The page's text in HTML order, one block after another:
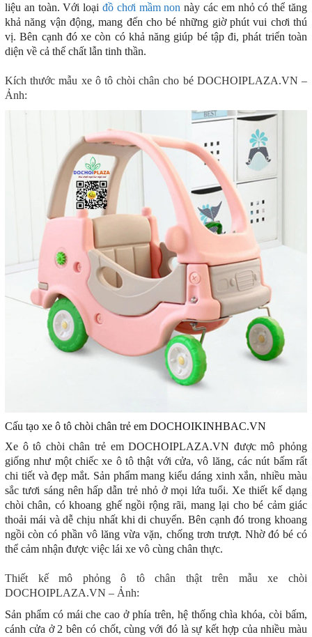
liệu an toàn. Với loại đồ chơi mầm non này các em nhỏ có thể tăng
khả năng vận động, mang đến cho bé những giờ phút vui chơi thú
vị. Bên cạnh đó xe còn có khả năng giúp bé tập đi, phát triển toàn
diện về cả thế chất lẫn tinh thần.
Kích thước mẫu xe ô tô chòi chân cho bé DOCHOIPLAZA.VN –
Ảnh:
Cấu tạo xe ô tô chòi chân trẻ em DOCHOIKINHBAC.VN
Xe ô tô chòi chân trẻ em DOCHOIPLAZA.VN được mô phỏng
giống như một chiếc xe ô tô thật với cửa, vô lăng, các nút bấm rất
chi tiết và đẹp mắt. Sản phẩm mang kiểu dáng xinh xắn, nhiều màu
sắc tươi sáng nên hấp dẫn trẻ nhỏ ở mọi lứa tuổi. Xe thiết kế dạng
chòi chân, có khoang ghế ngồi rộng rãi, mang lại cho bé cảm giác
thoải mái và dễ chịu nhất khi di chuyển. Bên cạnh đó trong khoang
ngồi còn có phần vô lăng vừa vặn, chống trơn trượt. Nhờ đó bé có
thể cảm nhận được việc lái xe vô cùng chân thực.
Thiết kế mô phỏng ô tô chân thật trên mẫu xe chòi
DOCHOIPLAZA.VN – Ảnh:
Sản phẩm có mái che cao ở phía trên, hệ thống chìa khóa, còi bấm,
cánh cửa ở 2 bên có chốt, cùng với đó là sự kết hợp của nhiều màu